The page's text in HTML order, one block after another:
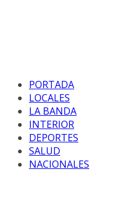
PORTADA
LOCALES
LA BANDA
INTERIOR
DEPORTES
SALUD
NACIONALES